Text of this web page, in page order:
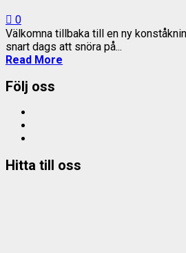
0
Välkomna tillbaka till en ny
snart dags att snöra på...
Read More
Följ oss
Hitta till oss